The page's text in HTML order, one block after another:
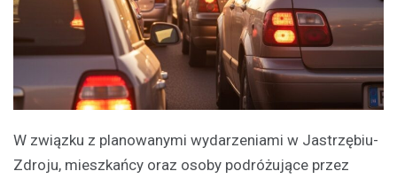
W związku z planowanymi wydarzeniami w Jastrzębiu-
Zdroju, mieszkańcy oraz osoby podróżujące przez